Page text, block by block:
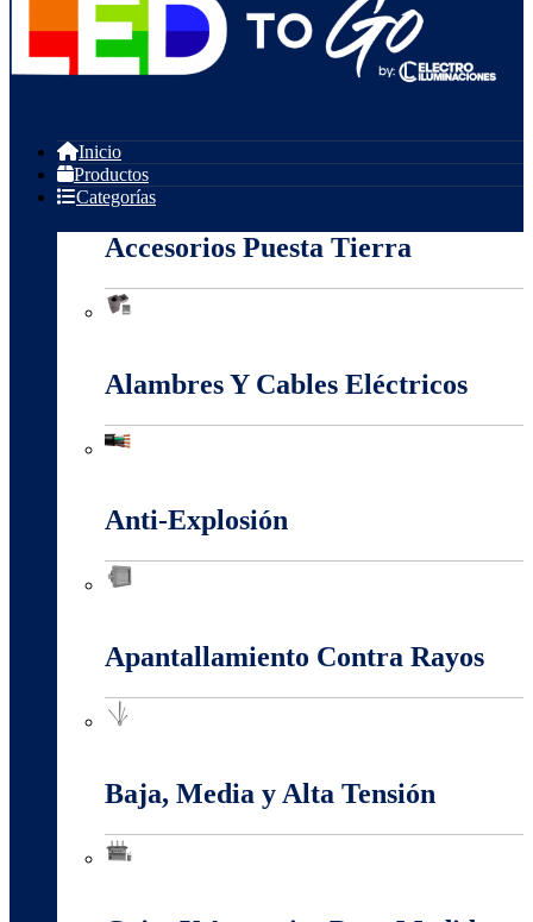
Inicio
Productos
Categorías
Accesorios Puesta Tierra
Alambres Y Cables Eléctricos
Anti-Explosión
Apantallamiento Contra Rayos
Baja, Media y Alta Tensión